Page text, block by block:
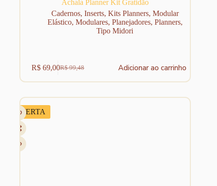
Achala Planner Kit Gratidão
Cadernos, Inserts, Kits Planners, Modular
Elástico, Modulares, Planejadores, Planners,
Tipo Midori
R$99,48
O
preço
era:
R$ 69,00O
preço
é:
Adicionar ao carrinho
OFERTA